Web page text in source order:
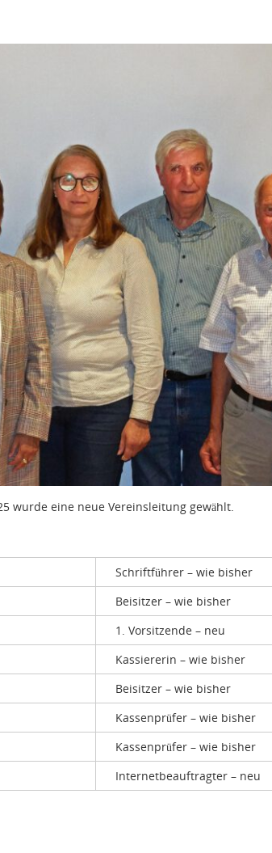
wurde eine neue Vereinsleitung gewählt.
Schriftführer – wie bisher
Beisitzer – wie bisher
1. Vorsitzende – neu
Kassiererin – wie bisher
Beisitzer – wie bisher
Kassenprüfer – wie bisher
Kassenprüfer – wie bisher
Internetbeauftragter – neu